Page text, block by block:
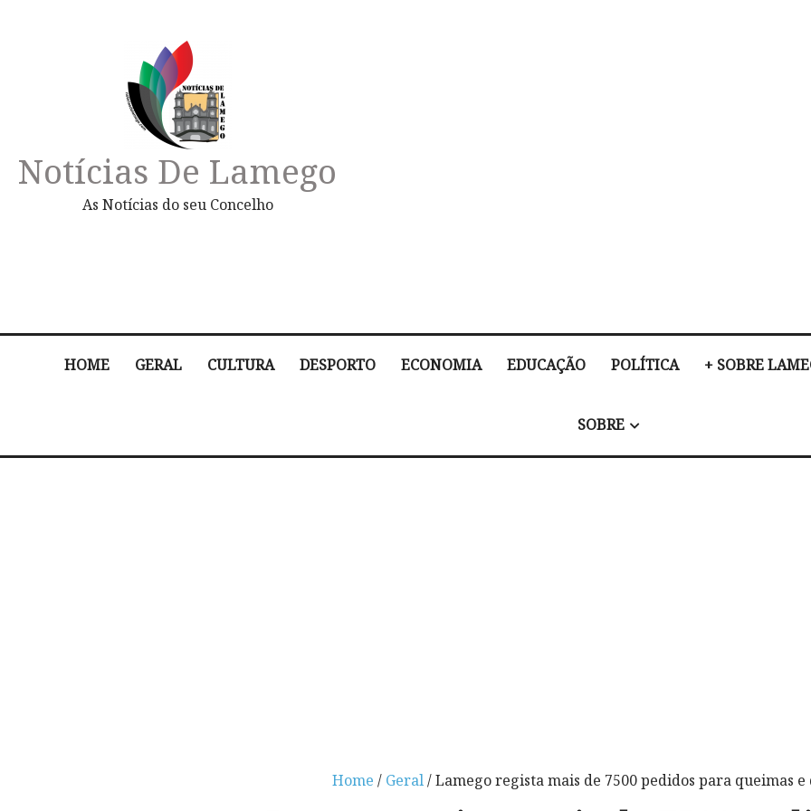
Notícias De Lamego
As Notícias do seu Concelho
HOME GERAL CULTURA DESPORTO ECONOMIA EDUCAÇÃO POLÍTICA + SOBRE
SOBRE
Home / Geral/ Lamego regista mais de 7500 pedidos para queimas e